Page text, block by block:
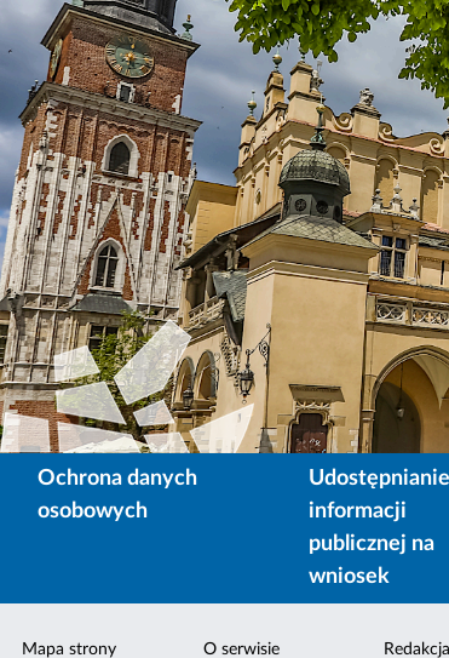
Ochrona danych
osobowych
Udostępnianie
informacji
publicznej na
wniosek
Mapa strony O serwisie